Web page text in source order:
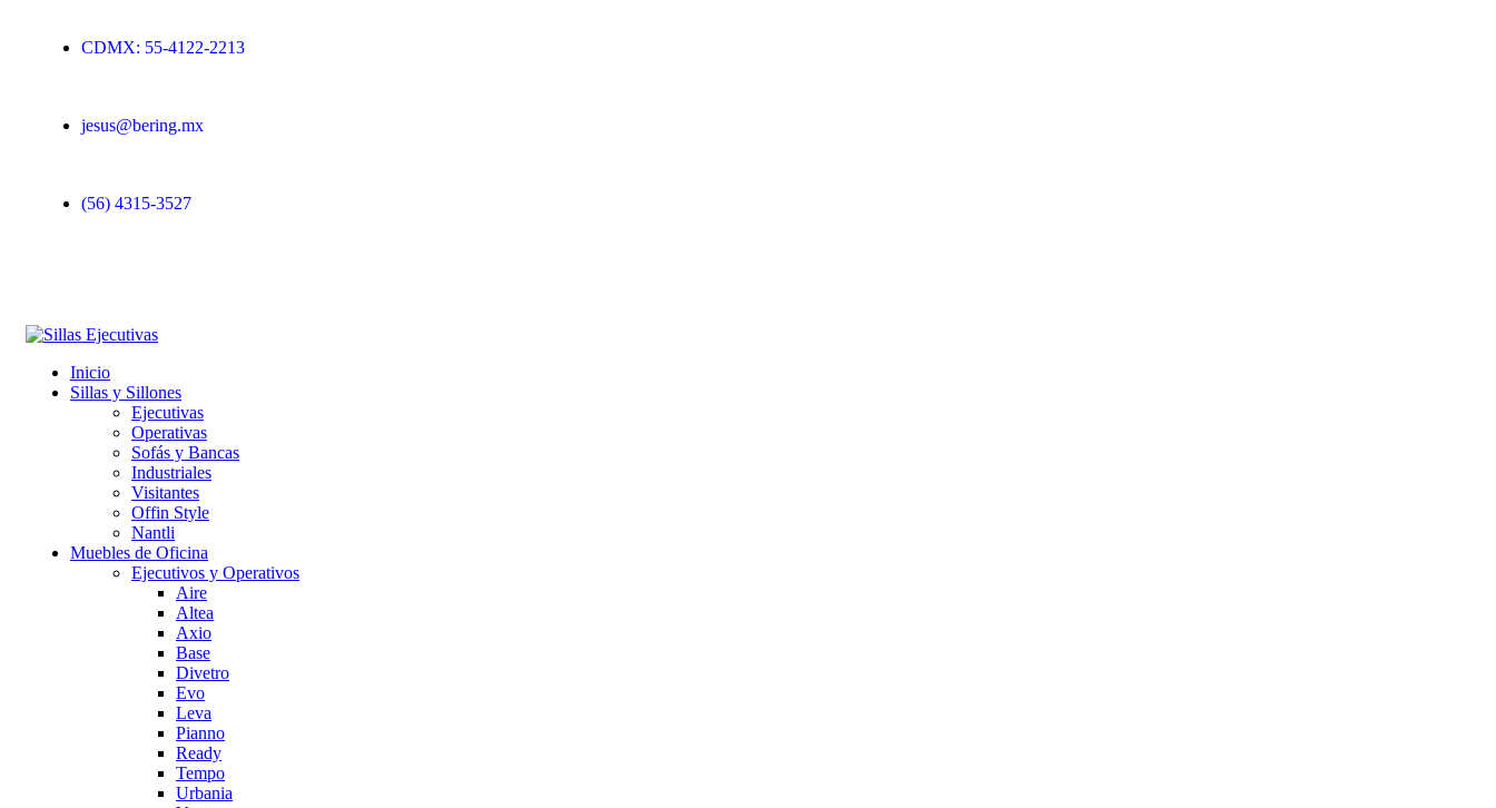
CDMX: 55-4122-2213
jesus@bering.mx
(56) 4315-3527
Inicio
Sillas y Sillones
Ejecutivas
Operativas
Sofás y Bancas
Industriales
Visitantes
Offin Style
Nantli
Muebles de Oficina
Ejecutivos y Operativos
Aire
Altea
Axio
Base
Divetro
Evo
Leva
Pianno
Ready
Tempo
Urbania